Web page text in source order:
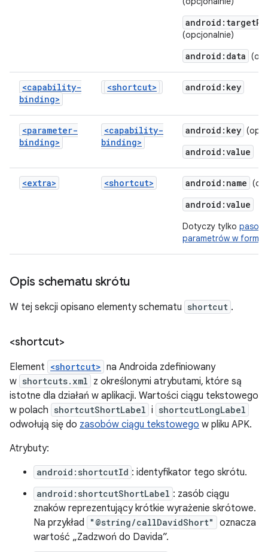
(opcjonalnie)
android:data
<capability-
binding>
<shortcut> android:key
<parameter-
binding>
<capability-
binding>
android:key
android:value
<extra> <shortcut> android:name
android:value
Dotyczy tylko
parametrów w formie
Opis schematu skrótu
W tej sekcji opisano elementy schematu shortcut .
<shortcut>
Element <shortcut> na Androida zdefiniowany
w shortcuts.xml z określonymi atrybutami, które są
istotne dla działań w aplikacji. Wartości ciągu tekstowego
w polach shortcutShortLabel i shortcutLongLabel
odwołują się do zasobów ciągu tekstowego w pliku APK.
Atrybuty:
android:shortcutId : identyfikator tego skrótu.
android:shortcutShortLabel : zasób ciągu
znaków reprezentujący krótkie wyrażenie skrótowe.
Na przykład
"@string/callDavidShort"
oznacza
wartość „Zadzwoń do Davida”.